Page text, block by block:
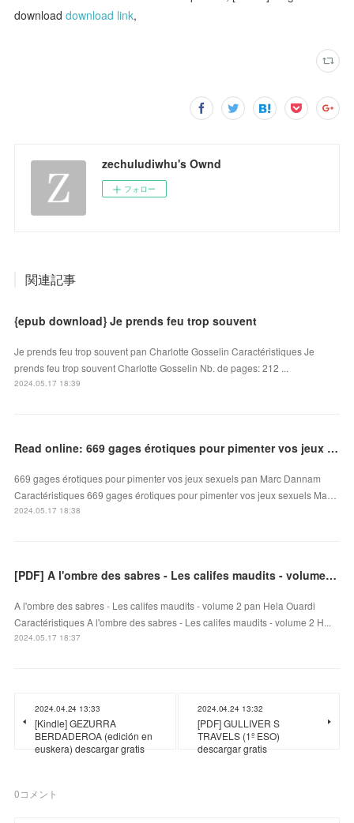
downloaddownload link,
zechuludiwhu's Ownd
フォロー
関連記事
{epub download} Je prends feu trop souvent
Je prends feu trop souvent pan Charlotte Gosselin Caractéristiques Je
prends feu trop souvent Charlotte Gosselin Nb. de pages: 212 ...
2024.05.17 18:39
Read online: 669 gages érotiques pour pimenter vos jeux sexuels
669 gages érotiques pour pimenter vos jeux sexuels pan Marc Dannam
Caractéristiques 669 gages érotiques pour pimenter vos jeux sexuels Ma…
2024.05.17 18:38
[PDF] A l'ombre des sabres - Les califes maudits - volume 2 by Hela Ouardi
A l'ombre des sabres - Les califes maudits - volume 2 pan Hela Ouardi
Caractéristiques A l'ombre des sabres - Les califes maudits - volume 2 H...
2024.05.17 18:37
2024.04.24 13:33
[Kindle] GEZURRA
BERDADEROA (edición en
euskera) descargar gratis
2024.04.24 13:32
[PDF] GULLIVER S
TRAVELS (1º ESO)
descargar gratis
0コメント